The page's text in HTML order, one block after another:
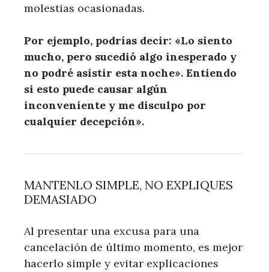
molestias ocasionadas.
Por ejemplo, podrías decir: «Lo siento
mucho, pero sucedió algo inesperado y
no podré asistir esta noche». Entiendo
si esto puede causar algún
inconveniente y me disculpo por
cualquier decepción».
MANTENLO SIMPLE, NO EXPLIQUES
DEMASIADO
Al presentar una excusa para una
cancelación de último momento, es mejor
hacerlo simple y evitar explicaciones